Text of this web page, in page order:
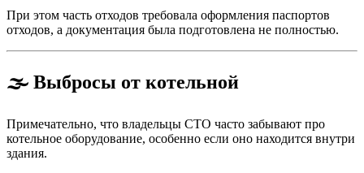
При этом часть отходов требовала оформления паспортов
отходов, а документация была подготовлена не полностью.
🌫 Выбросы от котельной
Примечательно, что владельцы СТО часто забывают про
котельное оборудование, особенно если оно находится внутри
здания.